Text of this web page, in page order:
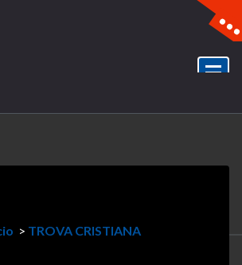
> TROVA CRISTIANA